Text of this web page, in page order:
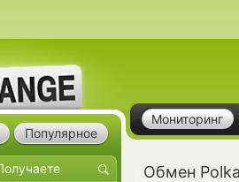
Мониторинг
Обмен
Популярное